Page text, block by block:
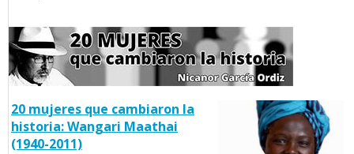
20 mujeres que cambiaron la
historia: Wangari Maathai
(1940-2011)